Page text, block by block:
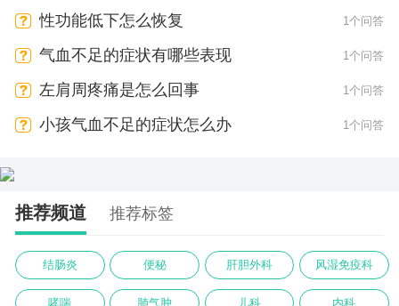
性功能低下怎么恢复 1个问答
气血不足的症状有哪些表现 1个问答
左肩周疼痛是怎么回事 1个问答
小孩气血不足的症状怎么办 1个问答
推荐频道 推荐标签
结肠炎 便秘 肝胆外科 风湿免疫科
哮喘 肺气肿 儿科 内科